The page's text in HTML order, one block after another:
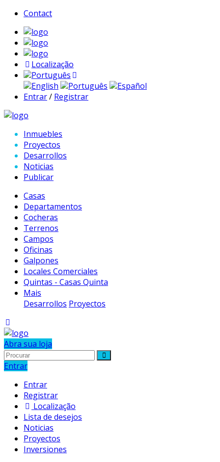
Contact
Localização
Português
English
Português
Español
Entrar/ Registrar
Inmuebles
Proyectos
Desarrollos
Noticias
Publicar
Casas
Departamentos
Cocheras
Terrenos
Campos
Oficinas
Galpones
Locales Comerciales
Quintas - Casas Quinta
Mais
Desarrollos Proyectos
Abra sua loja
Entrar
Entrar
Registrar
Localização
Lista de desejos
Noticias
Proyectos
Inversiones